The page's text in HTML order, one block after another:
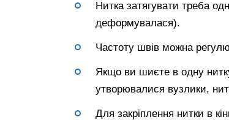
Нитка затягувати треба
деформувалася).
Частоту швів можна
Якщо ви шиєте в одну
утворювалися вузлики,
Для закріплення нитки в